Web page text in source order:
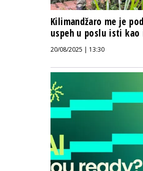
Kilimandžaro me je
uspeh u poslu isti kao
20/08/2025 | 13:30